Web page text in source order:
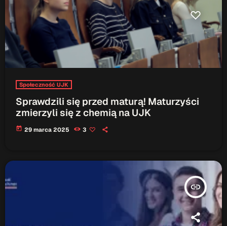
Społeczność UJK
Sprawdzili się przed maturą! Maturzyści
zmierzyli się z chemią na UJK
today 29 marca 2025 3
insert_link